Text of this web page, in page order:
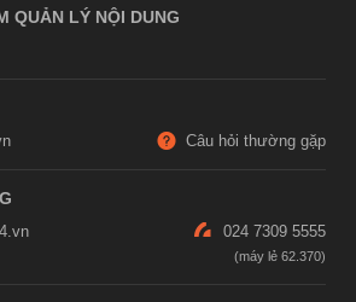
QUẢN LÝ NỘI DUNG
Câu hỏi thường gặp
024 7309 5555